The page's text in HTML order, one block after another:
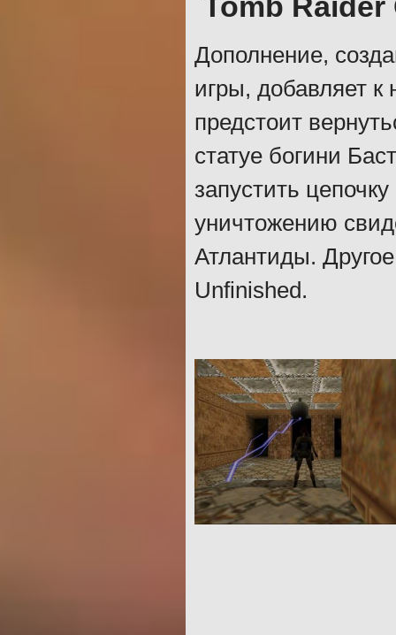
Tomb Raider
Дополнение,
игры, добавляет
предстоит
статуе богини
запустить
уничтожению
Атлантиды.
Unfinished.